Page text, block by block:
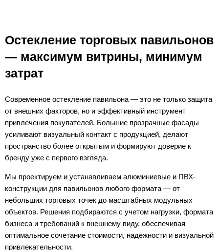
Остекление торговых павильонов
— максимум витрины, минимум
затрат
Современное остекление павильона — это не только защита
от внешних факторов, но и эффективный инструмент
привлечения покупателей. Большие прозрачные фасады
усиливают визуальный контакт с продукцией, делают
пространство более открытым и формируют доверие к
бренду уже с первого взгляда.
Мы проектируем и устанавливаем алюминиевые и ПВХ-
конструкции для павильонов любого формата — от
небольших торговых точек до масштабных модульных
объектов. Решения подбираются с учетом нагрузки, формата
бизнеса и требований к внешнему виду, обеспечивая
оптимальное сочетание стоимости, надежности и визуальной
привлекательности.